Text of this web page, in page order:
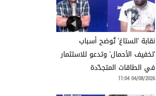
نقابة 'الستاغ' تُوضح أسباب
'تخفيف الأحمال' وتدعو للاستثمار
في الطاقات المتجدّدة
04/08/2026 11:04